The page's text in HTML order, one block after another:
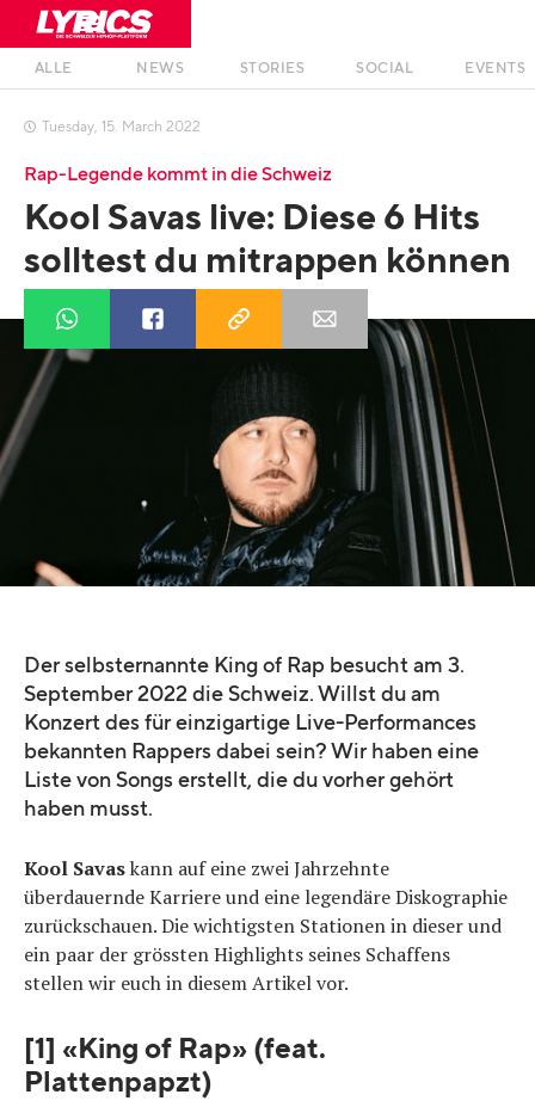
ALLE NEWS STORIES SOCIAL EVENTS
 Tuesday, 15. March 2022
Rap-Legende kommt in die Schweiz
Kool Savas live: Diese 6 Hits
solltest du mitrappen können
Quelle: Instagram @koolsavas
Der selbsternannte King of Rap besucht am 3.
September 2022 die Schweiz. Willst du am
Konzert des für einzigartige Live-Performances
bekannten Rappers dabei sein? Wir haben eine
Liste von Songs erstellt, die du vorher gehört
haben musst.
Kool Savaskann auf eine zwei Jahrzehnte
überdauernde Karriere und eine legendäre Diskographie
zurückschauen. Die wichtigsten Stationen in dieser und
ein paar der grössten Highlights seines Schaffens
stellen wir euch in diesem Artikel vor.
[1] «King of Rap» (feat.
Plattenpapzt)